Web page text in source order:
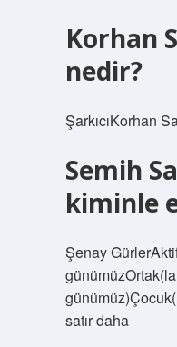
Korhan
nedir?
ŞarkıcıKorhan
Semih
kiminle
Şenay
satır daha